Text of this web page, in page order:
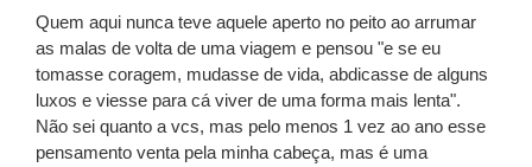
Quem aqui nunca teve aquele aperto no peito ao arrumar
as malas de volta de uma viagem e pensou "e se eu
tomasse coragem, mudasse de vida, abdicasse de alguns
luxos e viesse para cá viver de uma forma mais lenta".
Não sei quanto a vcs, mas pelo menos 1 vez ao ano esse
pensamento venta pela minha cabeça, mas é uma